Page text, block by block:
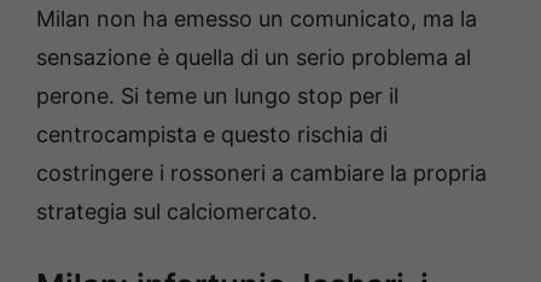
Milan non ha emesso un comunicato, ma la
sensazione è quella di un serio problema al
perone. Si teme un lungo stop per il
centrocampista e questo rischia di
costringere i rossoneri a cambiare la propria
strategia sul calciomercato.